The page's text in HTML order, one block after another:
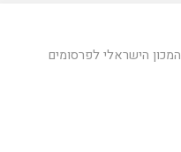
המכון הישראלי לפרסומים